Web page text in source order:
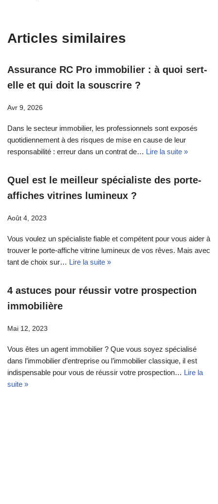
Articles similaires
Assurance RC Pro immobilier : à quoi sert-
elle et qui doit la souscrire ?
Avr 9, 2026
Dans le secteur immobilier, les professionnels sont exposés
quotidiennement à des risques de mise en cause de leur
responsabilité : erreur dans un contrat de… Lire la suite »
Quel est le meilleur spécialiste des porte-
affiches vitrines lumineux ?
Août 4, 2023
Vous voulez un spécialiste fiable et compétent pour vous aider à
trouver le porte-affiche vitrine lumineux de vos rêves. Mais avec
tant de choix sur… Lire la suite »
4 astuces pour réussir votre prospection
immobilière
Mai 12, 2023
Vous êtes un agent immobilier ? Que vous soyez spécialisé
dans l’immobilier d’entreprise ou l’immobilier classique, il est
indispensable pour vous de réussir votre prospection… Lire la
suite »